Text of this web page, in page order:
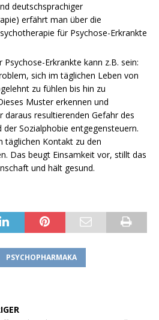
deutschsprachiger
erfährt man über die
für Psychose-Erkrankte
Erkrankte kann z.B. sein:
sich im täglichen Leben von
zu fühlen bis hin zu
Muster erkennen und
daraus resultierenden Gefahr des
der Sozialphobie entgegensteuern.
täglichen Kontakt zu den
Das beugt Einsamkeit vor, stillt das
und hält gesund.
PSYCHOPHARMAKA